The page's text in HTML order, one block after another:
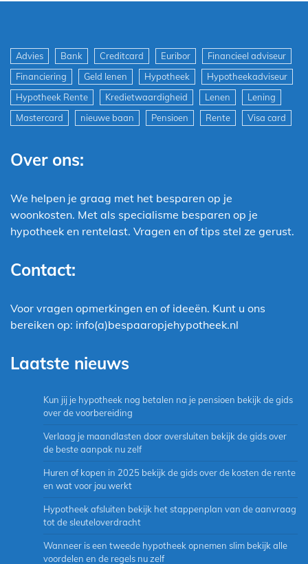
Advies Bank Creditcard Euribor
Financieel adviseur
Financiering
Geld lenen Hypotheek
Hypotheekadviseur
Hypotheek Rente
Kredietwaardigheid Lenen
Lening
Mastercard
nieuwe baan Pensioen Rente Visa card
Over ons:
We helpen je graag met het besparen op je
woonkosten. Met als specialisme besparen op je
hypotheek en rentelast. Vragen en of tips stel ze gerust.
Contact:
Voor vragen opmerkingen en of ideeën. Kunt u ons
bereiken op: info(a)bespaaropjehypotheek.nl
Laatste nieuws
Kun jij je hypotheek nog betalen na je pensioen bekijk de gids
over de voorbereiding
Verlaag je maandlasten door oversluiten bekijk de gids over
de beste aanpak nu zelf
Huren of kopen in 2025 bekijk de gids over de kosten de rente
en wat voor jou werkt
Hypotheek afsluiten bekijk het stappenplan van de aanvraag
tot de sleuteloverdracht
Wanneer is een tweede hypotheek opnemen slim bekijk alle
voordelen en de regels nu zelf